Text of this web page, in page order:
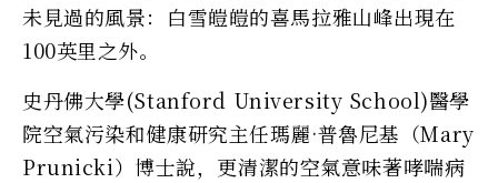
未見過的風景：白雪皚皚的喜馬拉雅山峰出現在
100英里之外。
史丹佛大學(Stanford University School)醫學
院空氣污染和健康研究主任瑪麗·普魯尼基（Mary
Prunicki）博士說，更清潔的空氣意味著哮喘病